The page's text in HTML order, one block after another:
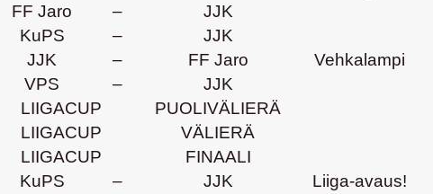
FF Jaro –
JJK
KuPS –
JJK
JJK – FF Jaro
Vehkalampi
VPS –
JJK
LIIGACUP
PUOLIVÄLIERÄ
LIIGACUP
VÄLIERÄ
LIIGACUP
FINAALI
KuPS – JJK
Liiga-avaus!